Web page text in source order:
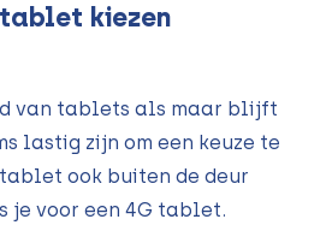
kiezen
van tablets als maar blijft
lastig zijn om een keuze te
ook buiten de deur
je voor een 4G tablet.